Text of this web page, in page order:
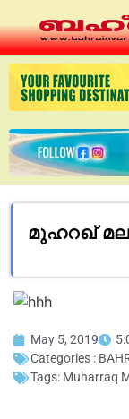
മുഹറഖ്
May 5, 2019
Categories :
Tags: Muharraq